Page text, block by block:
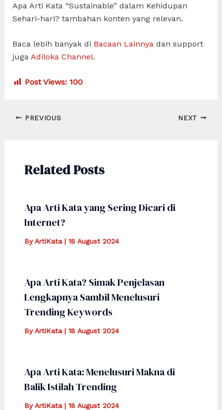
Apa Arti Kata “Sustainable” dalam Kehidupan
Sehari-hari? tambahan konten yang relevan.
Baca lebih banyak di Bacaan Lainnyadan support
juga Adiloka Channel.
Post Views: 100
Post
PREVIOUS NEXT
Related Posts
Apa Arti Kata yang Sering Dicari di
Internet?
ByArtiKata | 18 August 2024
Apa Arti Kata? Simak Penjelasan
Lengkapnya Sambil Menelusuri
Trending Keywords
ByArtiKata | 18 August 2024
Apa Arti Kata: Menelusuri Makna di
Balik Istilah Trending
ByArtiKata | 18 August 2024